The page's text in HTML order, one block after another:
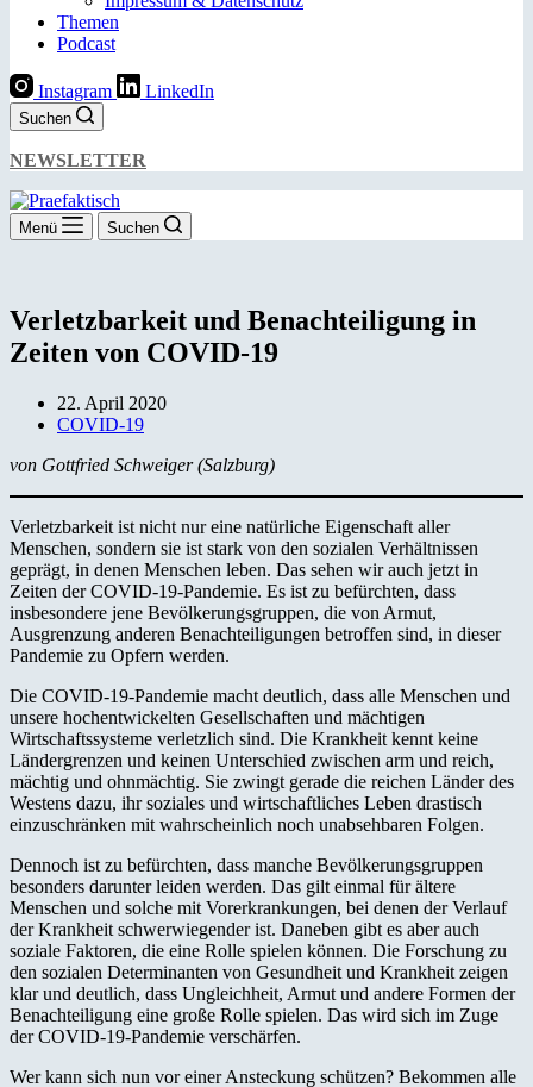
Themen
Podcast
Instagram LinkedIn
Suchen
NEWSLETTER
Menü Suchen
Verletzbarkeit und Benachteiligung in
Zeiten von COVID-19
22. April 2020
COVID-19
von Gottfried Schweiger (Salzburg)
Verletzbarkeit ist nicht nur eine natürliche Eigenschaft aller
Menschen, sondern sie ist stark von den sozialen Verhältnissen
geprägt, in denen Menschen leben. Das sehen wir auch jetzt in
Zeiten der COVID-19-Pandemie. Es ist zu befürchten, dass
insbesondere jene Bevölkerungsgruppen, die von Armut,
Ausgrenzung anderen Benachteiligungen betroffen sind, in dieser
Pandemie zu Opfern werden.
Die COVID-19-Pandemie macht deutlich, dass alle Menschen und
unsere hochentwickelten Gesellschaften und mächtigen
Wirtschaftssysteme verletzlich sind. Die Krankheit kennt keine
Ländergrenzen und keinen Unterschied zwischen arm und reich,
mächtig und ohnmächtig. Sie zwingt gerade die reichen Länder des
Westens dazu, ihr soziales und wirtschaftliches Leben drastisch
einzuschränken mit wahrscheinlich noch unabsehbaren Folgen.
Dennoch ist zu befürchten, dass manche Bevölkerungsgruppen
besonders darunter leiden werden. Das gilt einmal für ältere
Menschen und solche mit Vorerkrankungen, bei denen der Verlauf
der Krankheit schwerwiegender ist. Daneben gibt es aber auch
soziale Faktoren, die eine Rolle spielen können. Die Forschung zu
den sozialen Determinanten von Gesundheit und Krankheit zeigen
klar und deutlich, dass Ungleichheit, Armut und andere Formen der
Benachteiligung eine große Rolle spielen. Das wird sich im Zuge
der COVID-19-Pandemie verschärfen.
Wer kann sich nun vor einer Ansteckung schützen? Bekommen alle